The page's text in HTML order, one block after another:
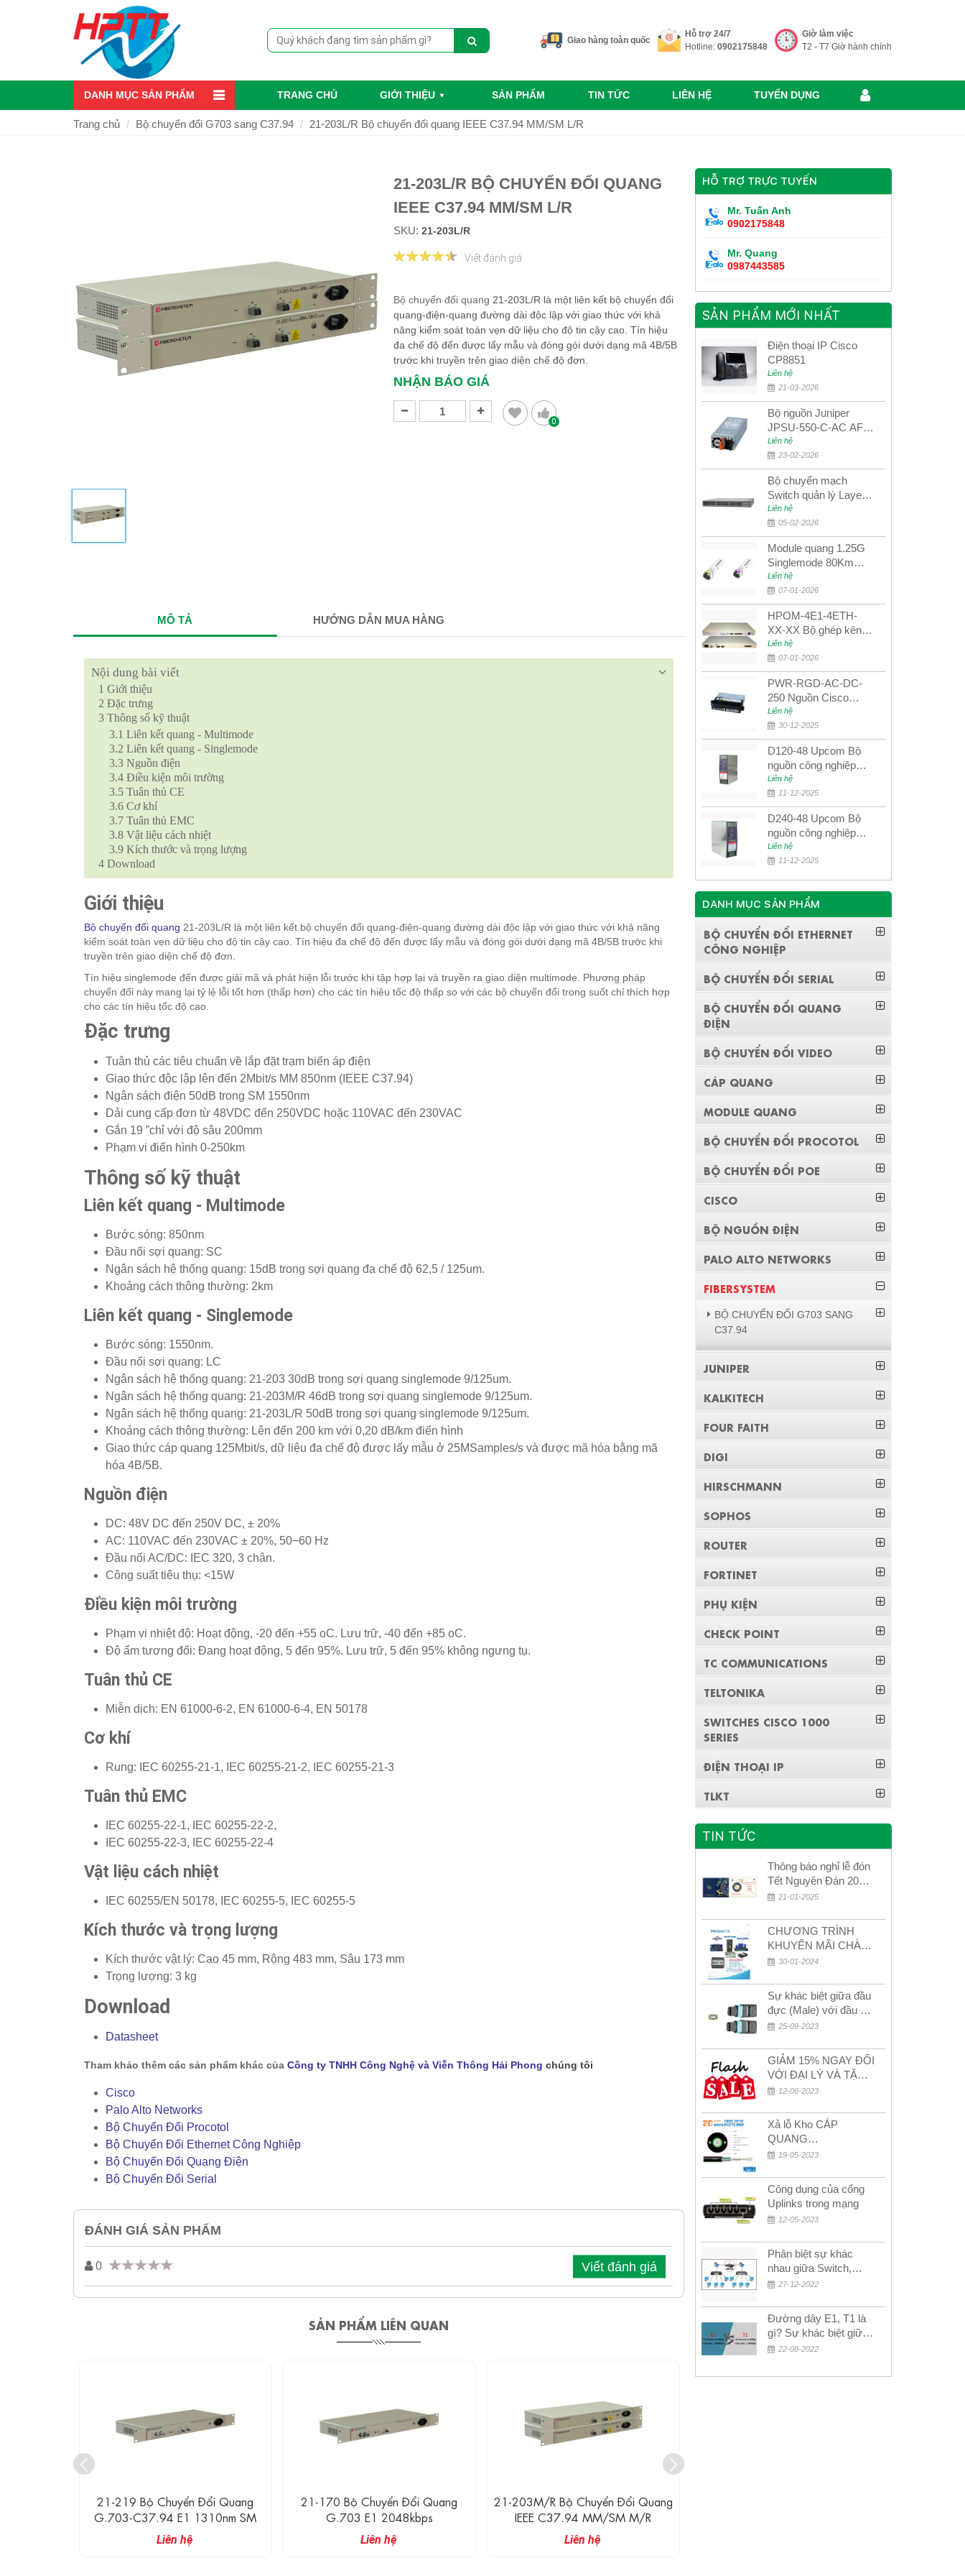
Giao hàng toàn quốc
Hỗ trợ 24/7
Hotline: 0902175848
Giờ làm việc
T2 - T7 Giờ hành chính
DANH MỤC SẢN PHẨM TRANG CHỦ GIỚI THIỆU SẢN PHẨM TIN TỨC LIÊN HỆ TUYỂN DỤNG
Trang chủ Bộ chuyển đổi G703 sang C37.94 21-203L/R Bộ chuyển đổi quang IEEE C37.94 MM/SM L/R
21-203L/R BỘ CHUYỂN ĐỔI QUANG
IEEE C37.94 MM/SM L/R
SKU: 21-203L/R
Viết đánh giá
Bộ chuyển đổi quang 21-203L/R là một liên kết bộ chuyển đổi
quang-điện-quang đường dài độc lập với giao thức với khả
năng kiểm soát toàn vẹn dữ liệu cho độ tin cậy cao. Tín hiệu
đa chế độ đến được lấy mẫu và đóng gói dưới dạng mã 4B/5B
trước khi truyền trên giao diện chế độ đơn.
NHẬN BÁO GIÁ
0
MÔ TẢ HƯỚNG DẪN MUA HÀNG
Nội dung bài viết
1 Giới thiệu
2 Đặc trưng
3 Thông số kỹ thuật
3.1 Liên kết quang - Multimode
3.2 Liên kết quang - Singlemode
3.3 Nguồn điện
3.4 Điều kiện môi trường
3.5 Tuân thủ CE
3.6 Cơ khí
3.7 Tuân thủ EMC
3.8 Vật liệu cách nhiệt
3.9 Kích thước và trọng lượng
4 Download
Giới thiệu
Bộ chuyển đổi quang 21-203L/R là một liên kết bộ chuyển đổi quang-điện-quang đường dài độc lập với giao thức với khả năng
kiểm soát toàn vẹn dữ liệu cho độ tin cậy cao. Tín hiệu đa chế độ đến được lấy mẫu và đóng gói dưới dạng mã 4B/5B trước khi
truyền trên giao diện chế độ đơn.
Tín hiệu singlemode đến được giải mã và phát hiện lỗi trước khi tập hợp lại và truyền ra giao diện multimode. Phương pháp
chuyển đổi này mang lại tỷ lệ lỗi tốt hơn (thấp hơn) cho các tín hiệu tốc độ thấp so với các bộ chuyển đổi trong suốt chỉ thích hợp
cho các tín hiệu tốc độ cao.
Đặc trưng
Tuân thủ các tiêu chuẩn về lắp đặt trạm biến áp điện
Giao thức độc lập lên đến 2Mbit/s MM 850nm (IEEE C37.94)
Ngân sách điện 50dB trong SM 1550nm
Dải cung cấp đơn từ 48VDC đến 250VDC hoặc 110VAC đến 230VAC
Gắn 19 ”chỉ với độ sâu 200mm
Phạm vi điển hình 0-250km
Thông số kỹ thuật
Liên kết quang - Multimode
Bước sóng: 850nm
Đầu nối sợi quang: SC
Ngân sách hệ thống quang: 15dB trong sợi quang đa chế độ 62,5 / 125um.
Khoảng cách thông thường: 2km
Liên kết quang - Singlemode
Bước sóng: 1550nm.
Đầu nối sợi quang: LC
Ngân sách hệ thống quang: 21-203 30dB trong sợi quang singlemode 9/125um.
Ngân sách hệ thống quang: 21-203M/R 46dB trong sợi quang singlemode 9/125um.
Ngân sách hệ thống quang: 21-203L/R 50dB trong sợi quang singlemode 9/125um.
Khoảng cách thông thường: Lên đến 200 km với 0,20 dB/km điển hình
Giao thức cáp quang 125Mbit/s, dữ liệu đa chế độ được lấy mẫu ở 25MSamples/s và được mã hóa bằng mã
hóa 4B/5B.
Nguồn điện
DC: 48V DC đến 250V DC, ± 20%
AC: 110VAC đến 230VAC ± 20%, 50−60 Hz
Đầu nối AC/DC: IEC 320, 3 chân.
Công suất tiêu thụ: <15W
Điều kiện môi trường
Phạm vi nhiệt độ: Hoạt động, -20 đến +55 oC. Lưu trữ, -40 đến +85 oC.
Độ ẩm tương đối: Đang hoạt động, 5 đến 95%. Lưu trữ, 5 đến 95% không ngưng tụ.
Tuân thủ CE
Miễn dịch: EN 61000-6-2, EN 61000-6-4, EN 50178
Cơ khí
Rung: IEC 60255-21-1, IEC 60255-21-2, IEC 60255-21-3
Tuân thủ EMC
IEC 60255-22-1, IEC 60255-22-2,
IEC 60255-22-3, IEC 60255-22-4
Vật liệu cách nhiệt
IEC 60255/EN 50178, IEC 60255-5, IEC 60255-5
Kích thước và trọng lượng
Kích thước vật lý: Cao 45 mm, Rộng 483 mm, Sâu 173 mm
Trọng lượng: 3 kg
Download
Datasheet
Tham khảo thêm các sản phẩm khác của Công ty TNHH Công Nghệ và Viễn Thông Hải Phong chúng tôi
Cisco
Palo Alto Networks
Bộ Chuyển Đổi Procotol
Bộ Chuyển Đổi Ethernet Công Nghiệp
Bộ Chuyển Đổi Quang Điện
Bộ Chuyển Đổi Serial
ĐÁNH GIÁ SẢN PHẨM
0 Viết đánh giá
SẢN PHẨM LIÊN QUAN
21-170 Bộ Chuyển Đổi Quang
G.703 E1 2048kbps
Liên hệ
21-203M/R Bộ Chuyển Đổi Quang
IEEE C37.94 MM/SM M/R
Liên hệ
21-203 Bộ Chuyển Đổi Quang IEEE
C37.94 MM/SM
Liên hệ
HỖ TRỢ TRỰC TUYẾN
Mr. Tuấn Anh
0902175848
Mr. Quang
0987443585
SẢN PHẨM MỚI NHẤT
Điện thoại IP Cisco
CP8851
Liên hệ
21-03-2026
Bộ nguồn Juniper
JPSU-550-C-AC AFO
nguồn AC công suất
550W dùng cho dòng
switch Juniper
Networks EX4400
Liên hệ
23-02-2026
Bộ chuyển mạch
Switch quản lý Layer 3
Juniper QFX5100-48S
Liên hệ
05-02-2026
Module quang 1.25G
Singlemode 80Km
UPCOM MWS-12-45-
80AD/MWS-12-54-
80BD
Liên hệ
07-01-2026
HPOM-4E1-4ETH-
XX-XX Bộ ghép kênh
quang quản lý SDH
4E1+4ETH+RS232
Liên hệ
07-01-2026
PWR-RGD-AC-DC-
250 Nguồn Cisco
Industrial 250W
PoE/PoE+
Liên hệ
30-12-2025
D120-48 Upcom Bộ
nguồn công nghiệp
đầu ra đơn 120W
48VDC
Liên hệ
11-12-2025
D240-48 Upcom Bộ
nguồn công nghiệp
đầu ra đơn 240W
48VDC
Liên hệ
11-12-2025
DANH MỤC SẢN PHẨM
BỘ CHUYỂN ĐỔI ETHERNET
CÔNG NGHIỆP
BỘ CHUYỂN ĐỔI SERIAL
BỘ CHUYỂN ĐỔI QUANG
ĐIỆN
BỘ CHUYỂN ĐỔI VIDEO
CÁP QUANG
MODULE QUANG
BỘ CHUYỂN ĐỔI PROCOTOL
BỘ CHUYỂN ĐỔI POE
CISCO
BỘ NGUỒN ĐIỆN
PALO ALTO NETWORKS
FIBERSYSTEM
BỘ CHUYỂN ĐỔI G703 SANG
C37.94
JUNIPER
KALKITECH
FOUR FAITH
DIGI
HIRSCHMANN
SOPHOS
ROUTER
FORTINET
PHỤ KIỆN
CHECK POINT
TC COMMUNICATIONS
TELTONIKA
SWITCHES CISCO 1000
SERIES
ĐIỆN THOẠI IP
TLKT
TIN TỨC
Thông báo nghỉ lễ đón
Tết Nguyên Đán 2026
– Xuân Bính Ngọ!
21-01-2025
CHƯƠNG TRÌNH
KHUYẾN MÃI CHÀO
MỪNG NĂM MỚI
30-01-2024
Sự khác biệt giữa đầu
đực (Male) với đầu cái
(Female) trong bộ đầu
25-09-2023
GIẢM 15% NGAY ĐỐI
VỚI ĐẠI LÝ VÀ TẶNG
QUÀ KHÁCH HÀNG
12-06-2023
Xả lỗ Kho CÁP
QUANG
MULTIMODE CÁP
MULTIMODE 4-8-12-
24Fo SỢI OM1-OM2-
OM3 Siêu Rẻ 5k
19-05-2023
Công dụng của cổng
Uplinks trong mạng
12-05-2023
Phân biệt sự khác
nhau giữa Switch,
Router và Hub
27-12-2022
Đường dây E1, T1 là
gì? Sự khác biệt giữa
E1 và T1
22-08-2022